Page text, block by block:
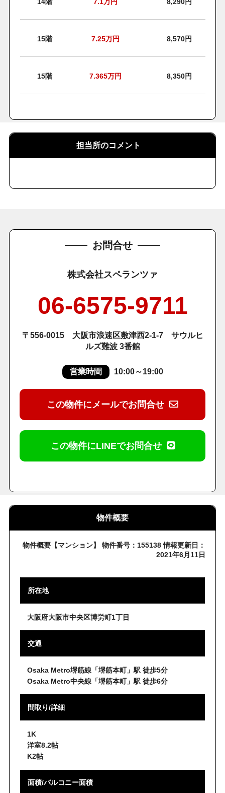
14階 7.1万円 8,290円
15階 7.25万円 8,570円
15階 7.365万円 8,350円
担当所のコメント
お問合せ
株式会社スペランツァ
06-6575-9711
〒556-0015 大阪市浪速区敷津西2-1-7 サウルヒ
ルズ難波 3番館
営業時間 10:00～19:00
この物件にメールでお問合せ
この物件にLINEでお問合せ
物件概要
物件概要【マンション】 物件番号：155138 情報更新日：
2021年6月11日
所在地
大阪府大阪市中央区博労町1丁目
交通
Osaka Metro堺筋線「堺筋本町」駅 徒歩5分
Osaka Metro中央線「堺筋本町」駅 徒歩6分
間取り/詳細
1K
洋室8.2帖
K2帖
面積/バルコニー面積